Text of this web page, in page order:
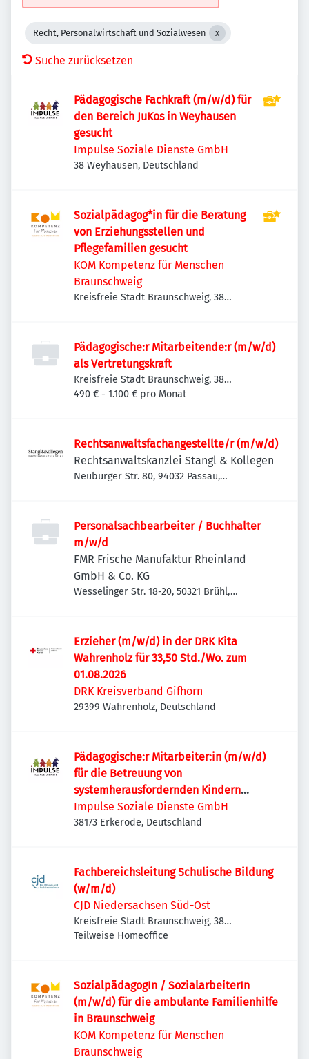
Recht, Personalwirtschaft und Sozialwesen
Suche zurücksetzen
Pädagogische Fachkraft (m/w/d) für
den Bereich JuKos in Weyhausen
gesucht
Impulse Soziale Dienste GmbH
38 Weyhausen, Deutschland
Sozialpädagog*in für die Beratung
von Erziehungsstellen und
Pflegefamilien gesucht
KOM Kompetenz für Menschen
Braunschweig
Kreisfreie Stadt Braunschweig, 38
Pädagogische:r Mitarbeitende:r (m/w/d)
als Vertretungskraft
Kreisfreie Stadt Braunschweig, 38
Braunschweig, Deutschland
490 € - 1.100 € pro Monat
Rechtsanwaltsfachangestellte/r (m/w/d)
Rechtsanwaltskanzlei Stangl & Kollegen
Neuburger Str. 80, 94032 Passau,
Personalsachbearbeiter / Buchhalter
m/w/d
FMR Frische Manufaktur Rheinland
GmbH & Co. KG
Wesselinger Str. 18-20, 50321 Brühl,
Erzieher (m/w/d) in der DRK Kita
Wahrenholz für 33,50 Std./Wo. zum
01.08.2026
DRK Kreisverband Gifhorn
29399 Wahrenholz, Deutschland
Pädagogische:r Mitarbeiter:in (m/w/d)
für die Betreuung von
systemherausfordernden Kindern
/Jugendlichen
Impulse Soziale Dienste GmbH
38173 Erkerode, Deutschland
Fachbereichsleitung Schulische Bildung
(w/m/d)
CJD Niedersachsen Süd-Ost
Kreisfreie Stadt Braunschweig, 38
Braunschweig, Deutschland
Teilweise Homeoffice
SozialpädagogIn / SozialarbeiterIn
(m/w/d) für die ambulante Familienhilfe
in Braunschweig
KOM Kompetenz für Menschen
Braunschweig